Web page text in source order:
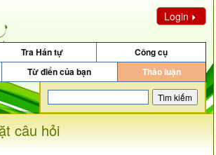
Login
Tra Hán tự
Công cụ
Từ điển của bạn Thảo luận
câu hỏi